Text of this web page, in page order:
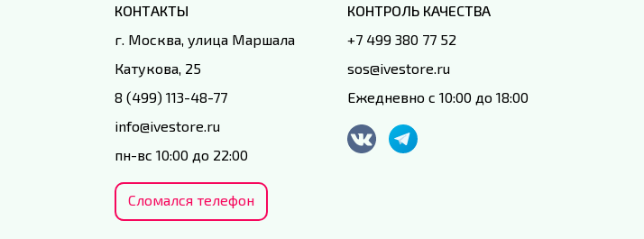
КОНТАКТЫ
г. Москва, улица Маршала
Катукова, 25
8 (499) 113-48-77
info@ivestore.ru
пн-вс 10:00 до 22:00
Сломался телефон
КОНТРОЛЬ КАЧЕСТВА
+7 499 380 77 52
sos@ivestore.ru
Ежедневно с 10:00 до 18:00